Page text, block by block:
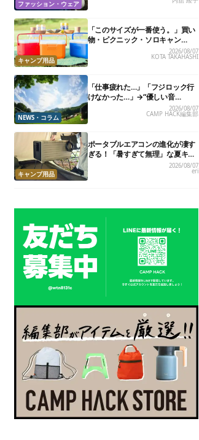
ファッション・ウェア
キャンプ用品
「このサイズが一番使う。」買い
物・ピクニック・ソロキャン
に“ちょうどいい”小型クーラーボ
ックス13選
2026/08/07
KOTA TAKAHASHI
NEWS・コラム
「仕事疲れた…」「フジロック行
けなかった…」→“優しい音
楽”と“大きな自然”で治癒。まだ間
に合います。
2026/08/07
CAMP HACK編集部
キャンプ用品
ポータブルエアコンの進化が凄す
ぎる！「暑すぎて無理」な夏キャ
ンプを激変させる最新5選2026/08/07
eri